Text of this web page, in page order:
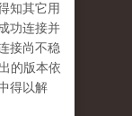
知其它用
功连接并
接尚不稳
的版本依
得以解